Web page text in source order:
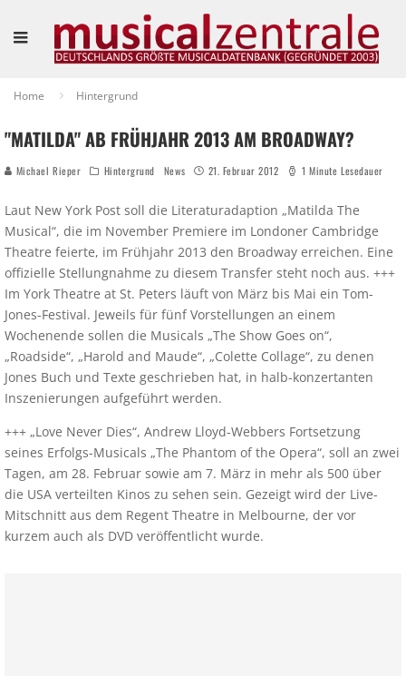
Home Hintergrund
"MATILDA" AB FRÜHJAHR 2013 AM BROADWAY?
Michael Rieper Hintergrund News 21. Februar 2012 1 Minute Lesedauer
Laut New York Post soll die Literaturadaption „Matilda The
Musical“, die im November Premiere im Londoner Cambridge
Theatre feierte, im Frühjahr 2013 den Broadway erreichen. Eine
offizielle Stellungnahme zu diesem Transfer steht noch aus. +++
Im York Theatre at St. Peters läuft von März bis Mai ein Tom-
Jones-Festival. Jeweils für fünf Vorstellungen an einem
Wochenende sollen die Musicals „The Show Goes on“,
„Roadside“, „Harold and Maude“, „Colette Collage“, zu denen
Jones Buch und Texte geschrieben hat, in halb-konzertanten
Inszenierungen aufgeführt werden.
+++ „Love Never Dies“, Andrew Lloyd-Webbers Fortsetzung
seines Erfolgs-Musicals „The Phantom of the Opera“, soll an zwei
Tagen, am 28. Februar sowie am 7. März in mehr als 500 über
die USA verteilten Kinos zu sehen sein. Gezeigt wird der Live-
Mitschnitt aus dem Regent Theatre in Melbourne, der vor
kurzem auch als DVD veröffentlicht wurde.